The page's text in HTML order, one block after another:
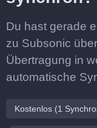
Du hast gerade
zu Subsonic
Übertragung in
automatische
Kostenlos (1